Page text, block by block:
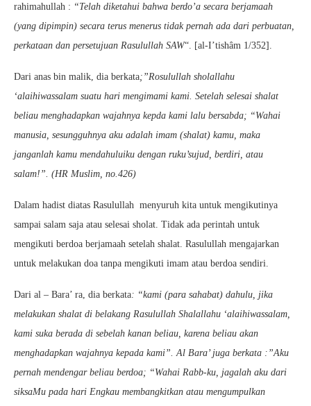
rahimahullah : “Telah diketahui bahwa berdo’a secara berjamaah
(yang dipimpin) secara terus menerus tidak pernah ada dari perbuatan,
perkataan dan persetujuan Rasulullah SAW“. [al-I’tishâm 1/352].
Dari anas bin malik, dia berkata;”Rosulullah sholallahu
‘alaihiwassalam suatu hari mengimami kami. Setelah selesai shalat
beliau menghadapkan wajahnya kepda kami lalu bersabda; “Wahai
manusia, sesungguhnya aku adalah imam (shalat) kamu, maka
janganlah kamu mendahuluiku dengan ruku’sujud, berdiri, atau
salam!”. (HR Muslim, no.426)
Dalam hadist diatas Rasulullah menyuruh kita untuk mengikutinya
sampai salam saja atau selesai sholat. Tidak ada perintah untuk
mengikuti berdoa berjamaah setelah shalat. Rasulullah mengajarkan
untuk melakukan doa tanpa mengikuti imam atau berdoa sendiri.
Dari al – Bara’ ra, dia berkata: “kami (para sahabat) dahulu, jika
melakukan shalat di belakang Rasulullah Shalallahu ‘alaihiwassalam,
kami suka berada di sebelah kanan beliau, karena beliau akan
menghadapkan wajahnya kepada kami”. Al Bara’ juga berkata :”Aku
pernah mendengar beliau berdoa; “Wahai Rabb-ku, jagalah aku dari
siksaMu pada hari Engkau membangkitkan atau mengumpulkan